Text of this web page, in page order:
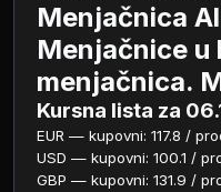
Menjačnica
Menjačnice u
menjačnica.
Kursna lista za
EUR — kupovni: 117.8 /
USD — kupovni: 100.1 /
GBP — kupovni: 131.9 /